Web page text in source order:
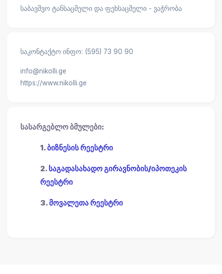
საბავშვო ტანსაცმელი და ფეხსაცმელი - ვაჭრობა
საკონტაქტო ინფო: (595) 73 90 90
info@nikolli.ge
https://www.nikolli.ge
სასარგებლო ბმულები:
1.ბიზნესის რეესტრი
2. საგადასახადო გირავნობის/იპოთეკის
რეესტრი
3.მოვალეთა რეესტრი